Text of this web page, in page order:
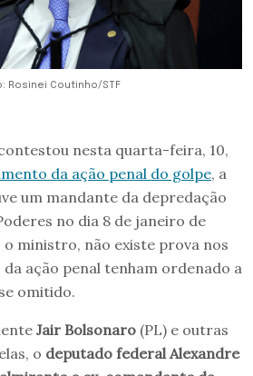
Rosinei Coutinho/STF
nesta quarta-feira, 10,
da ação penal do golpe, a
um mandante da depredação
no dia 8 de janeiro de
o ministro, não existe prova nos
da ação penal tenham ordenado a
omitido.
Jair Bolsonaro (PL) e outras
o deputado federal Alexandre